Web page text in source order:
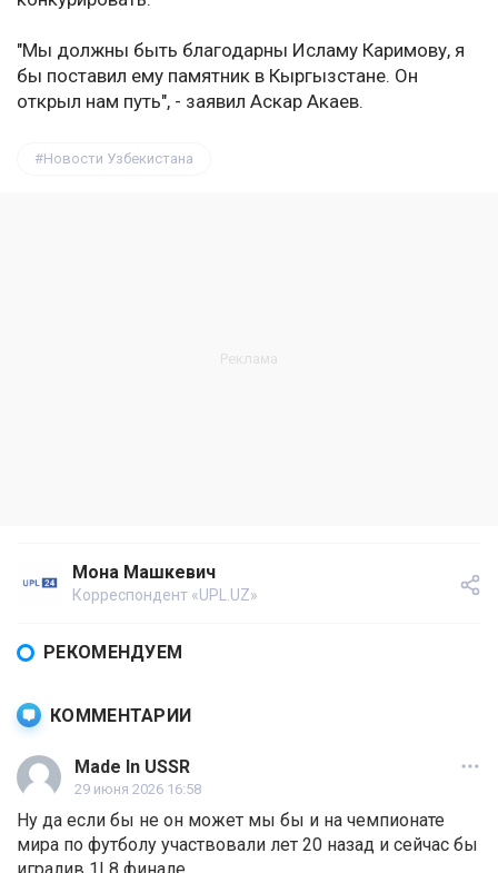
"Мы должны быть благодарны Исламу Каримову, я
бы поставил ему памятник в Кыргызстане. Он
открыл нам путь", - заявил Аскар Акаев.
Новости Узбекистана
Мона Машкевич
Корреспондент «UPL.UZ»
РЕКОМЕНДУЕМ
КОММЕНТАРИИ
Made In USSR
29 июня 2026 16:58
Ну да если бы не он может мы бы и на чемпионате
мира по футболу участвовали лет 20 назад и сейчас бы